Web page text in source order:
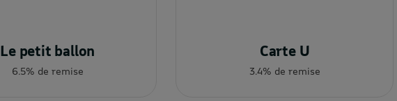
Le petit ballon
6.5% de remise
Carte U
3.4% de remise